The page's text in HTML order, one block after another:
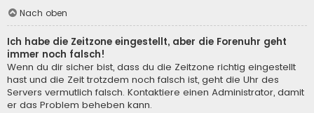
Nach oben
Ich habe die Zeitzone eingestellt, aber die Forenuhr geht
immer noch falsch!
Wenn du dir sicher bist, dass du die Zeitzone richtig eingestellt
hast und die Zeit trotzdem noch falsch ist, geht die Uhr des
Servers vermutlich falsch. Kontaktiere einen Administrator, damit
er das Problem beheben kann.